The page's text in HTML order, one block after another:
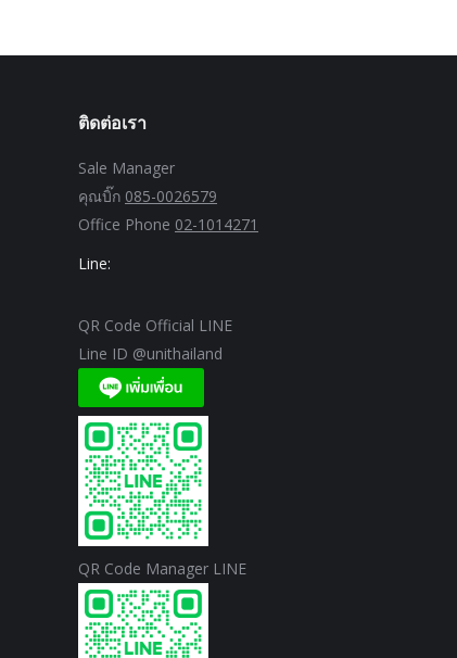
ติดต่อเรา
Sale Manager
คุณบิ๊ก 085-0026579
Office Phone 02-1014271
Line:
QR Code Official LINE
Line ID @unithailand
QR Code Manager LINE